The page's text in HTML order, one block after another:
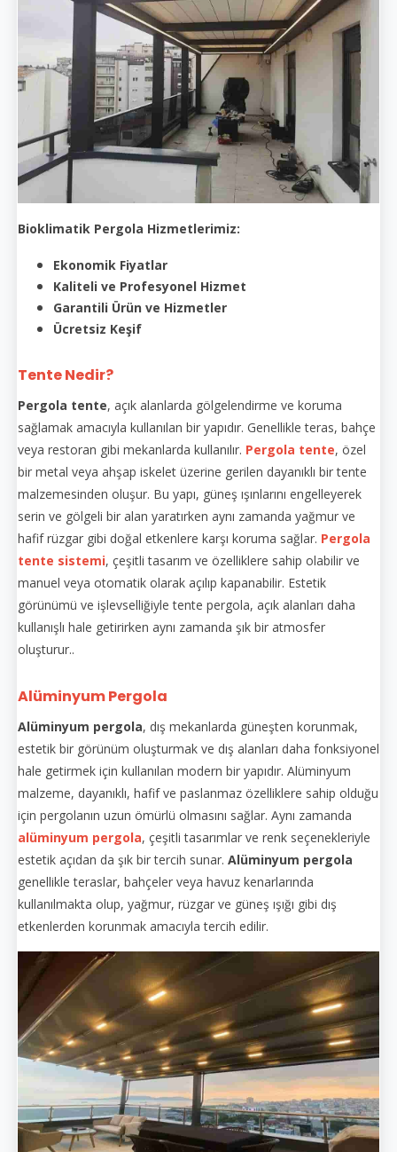
Bioklimatik Pergola Hizmetlerimiz:
Ekonomik Fiyatlar
Kaliteli ve Profesyonel Hizmet
Garantili Ürün ve Hizmetler
Ücretsiz Keşif
Tente Nedir?
Pergola tente, açık alanlarda gölgelendirme ve koruma
sağlamak amacıyla kullanılan bir yapıdır. Genellikle teras, bahçe
veya restoran gibi mekanlarda kullanılır. Pergola tente, özel
bir metal veya ahşap iskelet üzerine gerilen dayanıklı bir tente
malzemesinden oluşur. Bu yapı, güneş ışınlarını engelleyerek
serin ve gölgeli bir alan yaratırken aynı zamanda yağmur ve
hafif rüzgar gibi doğal etkenlere karşı koruma sağlar. Pergola
tente sistemi, çeşitli tasarım ve özelliklere sahip olabilir ve
manuel veya otomatik olarak açılıp kapanabilir. Estetik
görünümü ve işlevselliğiyle tente pergola, açık alanları daha
kullanışlı hale getirirken aynı zamanda şık bir atmosfer
oluşturur..
Alüminyum Pergola
Alüminyum pergola, dış mekanlarda güneşten korunmak,
estetik bir görünüm oluşturmak ve dış alanları daha fonksiyonel
hale getirmek için kullanılan modern bir yapıdır. Alüminyum
malzeme, dayanıklı, hafif ve paslanmaz özelliklere sahip olduğu
için pergolanın uzun ömürlü olmasını sağlar. Aynı zamanda
alüminyum pergola, çeşitli tasarımlar ve renk seçenekleriyle
estetik açıdan da şık bir tercih sunar. Alüminyum pergola
genellikle teraslar, bahçeler veya havuz kenarlarında
kullanılmakta olup, yağmur, rüzgar ve güneş ışığı gibi dış
etkenlerden korunmak amacıyla tercih edilir.